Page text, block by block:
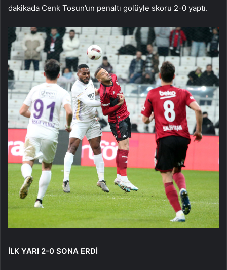
dakikada Cenk Tosun’un penaltı golüyle skoru 2-0 yaptı.
İLK YARI 2-0 SONA ERDİ